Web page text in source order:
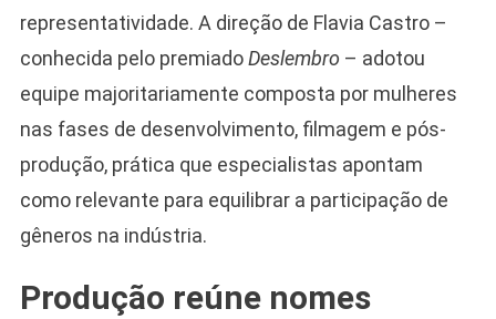
representatividade. A direção de Flavia Castro –
conhecida pelo premiadoDeslembro – adotou
equipe majoritariamente composta por mulheres
nas fases de desenvolvimento, filmagem e pós-
produção, prática que especialistas apontam
como relevante para equilibrar a participação de
gêneros na indústria.
Produção reúne nomes